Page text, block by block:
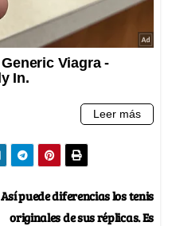
Así puede diferencias los tenis
originales de sus réplicas. Es